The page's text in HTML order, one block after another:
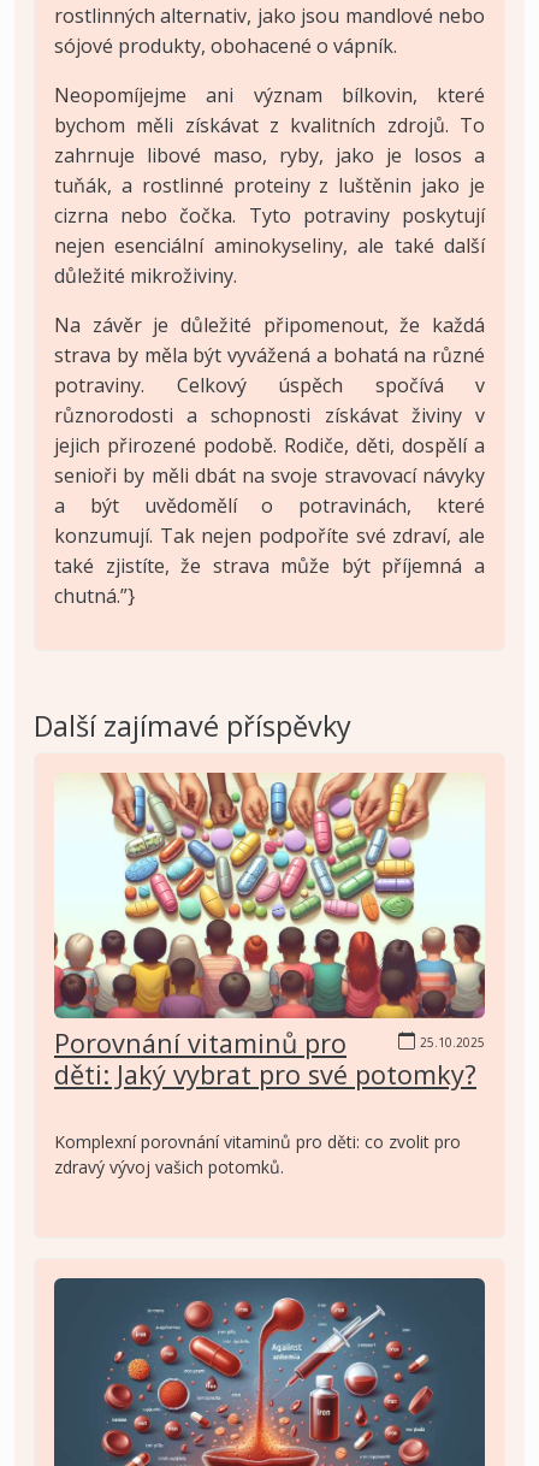
rostlinných alternativ, jako jsou mandlové nebo
sójové produkty, obohacené o vápník.
Neopomíjejme ani význam bílkovin, které
bychom měli získávat z kvalitních zdrojů. To
zahrnuje libové maso, ryby, jako je losos a
tuňák, a rostlinné proteiny z luštěnin jako je
cizrna nebo čočka. Tyto potraviny poskytují
nejen esenciální aminokyseliny, ale také další
důležité mikroživiny.
Na závěr je důležité připomenout, že každá
strava by měla být vyvážená a bohatá na různé
potraviny. Celkový úspěch spočívá v
různorodosti a schopnosti získávat živiny v
jejich přirozené podobě. Rodiče, děti, dospělí a
senioři by měli dbát na svoje stravovací návyky
a být uvědomělí o potravinách, které
konzumují. Tak nejen podpoříte své zdraví, ale
také zjistíte, že strava může být příjemná a
chutná.”}
Další zajímavé příspěvky
25.10.2025
Porovnání vitaminů pro
děti: Jaký vybrat pro své potomky?
Komplexní porovnání vitaminů pro děti: co zvolit pro
zdravý vývoj vašich potomků.